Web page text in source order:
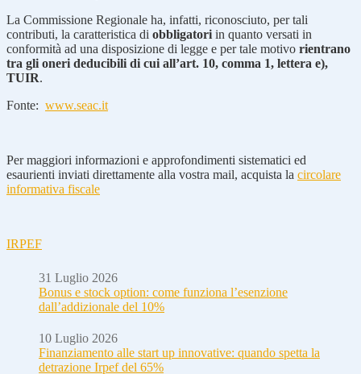
La Commissione Regionale ha, infatti, riconosciuto, per tali
contributi, la caratteristica di obbligatori in quanto versati in
conformità ad una disposizione di legge e per tale motivo rientrano
tra gli oneri deducibili di cui all’art. 10, comma 1, lettera e),
TUIR.
Fonte: www.seac.it
Per maggiori informazioni e approfondimenti sistematici ed
esaurienti inviati direttamente alla vostra mail, acquista la circolare
informativa fiscale
IRPEF
31 Luglio 2026
Bonus e stock option: come funziona l’esenzione
dall’addizionale del 10%
10 Luglio 2026
Finanziamento alle start up innovative: quando spetta la
detrazione Irpef del 65%